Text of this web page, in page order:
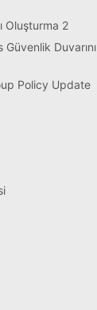
Oluşturma 2
Duvarını
Policy Update